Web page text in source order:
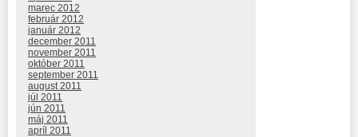
marec 2012
február 2012
január 2012
december 2011
november 2011
október 2011
september 2011
august 2011
júl 2011
jún 2011
máj 2011
apríl 2011